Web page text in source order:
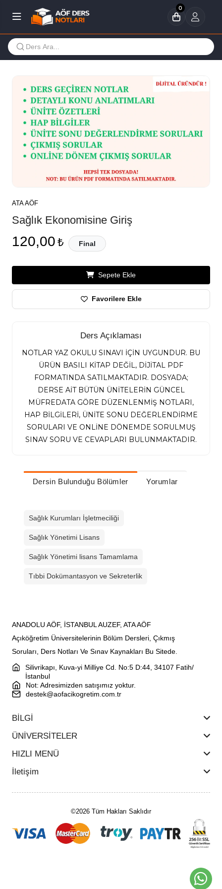
0
ATA AÖF
Sağlık Ekonomisine Giriş
120,00 ₺ Final
Sepete Ekle
Favorilere Ekle
Ders Açıklaması
NOTLAR YAZ OKULU SINAVI İÇİN UYGUNDUR. BU
ÜRÜN BASILI KİTAP DEĞİL, DİJİTAL PDF
FORMATINDA SATILMAKTADIR. DOSYADA;
DERSE AİT BÜTÜN ÜNİTELERİN GÜNCEL
MÜFREDATA GÖRE DÜZENLENMİŞ NOTLARI,
HAP BİLGİLERİ, ÜNİTE SONU DEĞERLENDİRME
SORULARI VE ONLİNE DÖNEMDE SORULMUŞ
SINAV SORU VE CEVAPLARI BULUNMAKTADIR.
Dersin Bulunduğu Bölümler Yorumlar
Sağlık Kurumları İşletmeciliği
Sağlık Yönetimi Lisans
Sağlık Yönetimi lisans Tamamlama
Tıbbi Dokümantasyon ve Sekreterlik
ANADOLU AÖF, İSTANBUL AUZEF, ATA AÖF
Açıköğretim Üniversitelerinin Bölüm Dersleri, Çıkmış
Soruları, Ders Notları Ve Sınav Kaynakları Bu Sitede.
Silivrikapı, Kuva-yi Milliye Cd. No:5 D:44, 34107 Fatih/
İstanbul
Not: Adresimizden satışımız yoktur.
destek@aofacikogretim.com.tr
BİLGİ
ÜNİVERSİTELER
HIZLI MENÜ
İletişim
©2026 Tüm Hakları Saklıdır